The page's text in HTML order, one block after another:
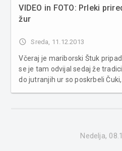
VIDEO in FOTO: Prleki
žur
access_time Sreda, 11.12.2013
Včeraj je mariborski Štuk
se je tam odvijal sedaj že
do jutranjih ur so poskrbeli
Nedelja,